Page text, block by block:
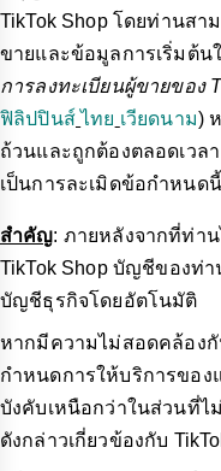
TikTok Shop โดยท่านสา
ขายและข้อมูลการเริ่มต้น
การลงทะเบียนผู้ขายของ
ฟิลิปปินส์ ไทย เวียดนาม)
ถ้วนและถูกต้องตลอดเวล
เป็นการละเมิดข้อกำหนด
สำคัญ: ภายหลังจากที่ท่า
TikTok Shop บัญชีของท่
บัญชีธุรกิจโดยอัตโนมัติ
หากมีความไม่สอดคล้อง
กำหนดการให้บริการขอ
บังคับเหนือกว่าในส่วนที่ไ
ดังกล่าวเกี่ยวข้องกับ